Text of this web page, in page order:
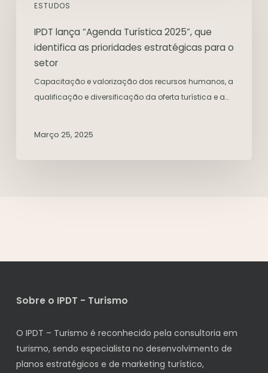
ESTUDOS
IPDT lança “Agenda Turística 2025”, que
identifica as prioridades estratégicas para o
setor
Capacitação e valorização dos recursos humanos, a
qualificação e diversificação da oferta turística e a…
Março 25, 2025
Sobre o IPDT - Turismo
O IPDT – Turismo é reconhecido pela consultoria em
turismo, sendo especialista no desenvolvimento de
planos estratégicos e de marketing turístico,